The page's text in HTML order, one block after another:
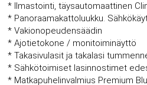
* Ilmastointi, täysautomaattinen
* Panoraamakattoluukku.
* Vakionopeudensäädin
* Ajotietokone / monitoiminäyttö
* Takasivulasit ja takalasi
* Sähkötoimiset lasinnostimet
* Matkapuhelinvalmius Premium